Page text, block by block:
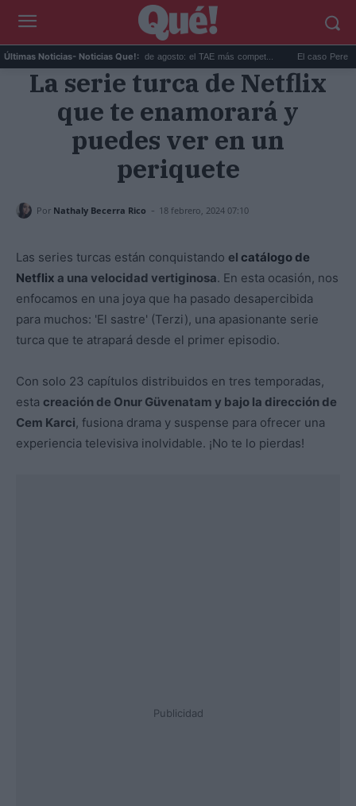
Últimas Noticias- Noticias Que!:
Las mejores hipotecas de agosto: el TAE más compet... El caso Perez
La serie turca de Netflix
que te enamorará y
puedes ver en un
periquete
Por Nathaly Becerra Rico - 18 febrero, 2024 07:10
Las series turcas están conquistando el catálogo de
Netflix a una velocidad vertiginosa. En esta ocasión, nos
enfocamos en una joya que ha pasado desapercibida
para muchos: 'El sastre' (Terzi), una apasionante serie
turca que te atrapará desde el primer episodio.
Con solo 23 capítulos distribuidos en tres temporadas,
esta creación de Onur Güvenatam y bajo la dirección de
Cem Karci, fusiona drama y suspense para ofrecer una
experiencia televisiva inolvidable. ¡No te lo pierdas!
Publicidad